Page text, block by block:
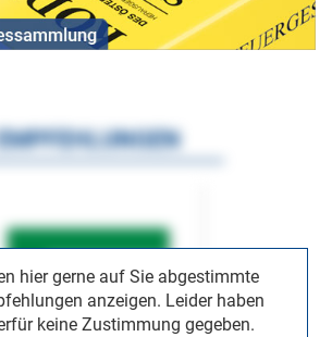
hier gerne auf Sie abgestimmte
anzeigen. Leider haben
keine Zustimmung gegeben.